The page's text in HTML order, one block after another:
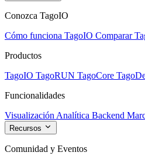
Conozca TagoIO
Cómo funciona TagoIO Comparar
Productos
TagoIO TagoRUN TagoCore
Funcionalidades
Visualización Analítica Backend
Recursos
Comunidad y Eventos